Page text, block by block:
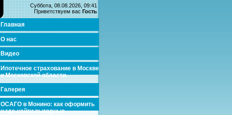
Суббота, 08.08.2026, 09:41
Приветствуем вас Гость
Главная
О нас
Видео
Ипотечное страхование в Москве
и Московской области.
Галерея
ОСАГО в Монино: как оформить
и где найти выгодные